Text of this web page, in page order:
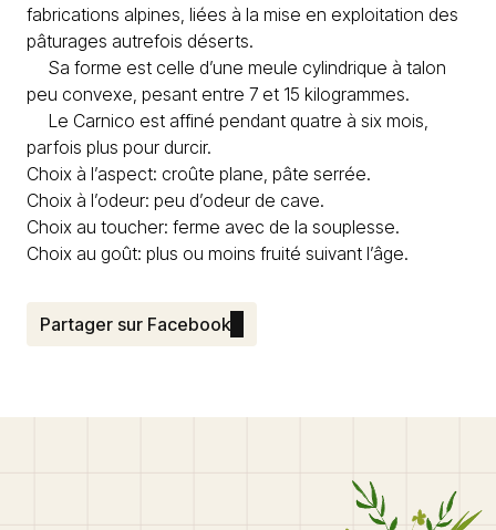
fabrications alpines, liées à la mise en exploitation des
pâturages autrefois déserts.
Sa forme est celle d’une meule cylindrique à talon
peu convexe, pesant entre 7 et 15 kilogrammes.
Le Carnico est affiné pendant quatre à six mois,
parfois plus pour durcir.
Choix à l’aspect: croûte plane, pâte serrée.
Choix à l’odeur: peu d’odeur de cave.
Choix au toucher: ferme avec de la souplesse.
Choix au goût: plus ou moins fruité suivant l’âge.
Partager sur Facebook